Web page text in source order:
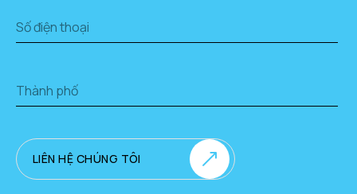
LIÊN HỆ CHÚNG TÔI